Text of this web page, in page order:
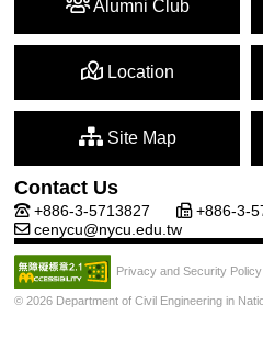
Alumni Club
Location
Site Map
Contact Us
+886-3-5713827
+886-3-
cenycu@nycu.edu.tw
Privacy and Security Policy
© 2026 Department of Civil Engineering in